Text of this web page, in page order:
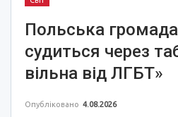
Польська
судиться через
вільна від ЛГБТ»
Опубліковано 4.08.2026